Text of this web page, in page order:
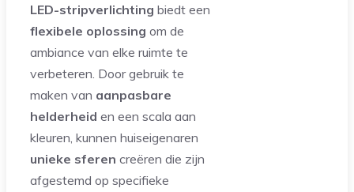
LED-stripverlichting biedt een
flexibele oplossing om de
ambiance van elke ruimte te
verbeteren. Door gebruik te
maken van aanpasbare
helderheid en een scala aan
kleuren, kunnen huiseigenaren
unieke sferen creëren die zijn
afgestemd op specifieke